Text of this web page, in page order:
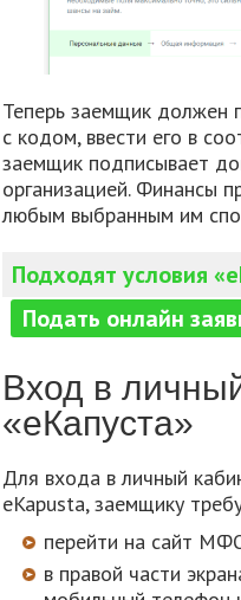
Теперь заемщик должен
с кодом, ввести его в
заемщик подписывает
организацией. Финансы
любым выбранным им
Подходят условия
Подать онлайн
Вход в
«еКапуста»
Для входа в личный
eKapusta, заемщику
перейти на сайт
в правой части